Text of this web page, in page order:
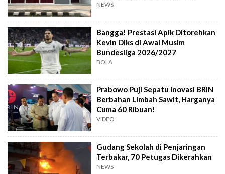
NEWS
Bangga! Prestasi Apik Ditorehkan
Kevin Diks di Awal Musim
Bundesliga 2026/2027
BOLA
Prabowo Puji Sepatu Inovasi BRIN
Berbahan Limbah Sawit, Harganya
Cuma 60 Ribuan!
VIDEO
Gudang Sekolah di Penjaringan
Terbakar, 70 Petugas Dikerahkan
NEWS